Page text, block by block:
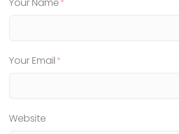
Your Email
Website